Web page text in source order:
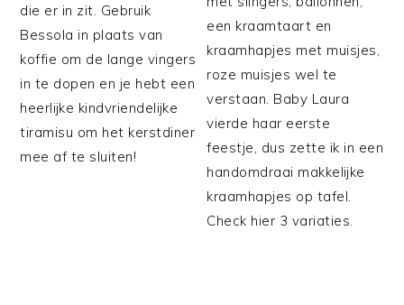
die er in zit. Gebruik
Bessola in plaats van
koffie om de lange vingers
in te dopen en je hebt een
heerlijke kindvriendelijke
tiramisu om het kerstdiner
mee af te sluiten!
een kraamtaart en
kraamhapjes met muisjes,
roze muisjes wel te
verstaan. Baby Laura
vierde haar eerste
feestje, dus zette ik in een
handomdraai makkelijke
kraamhapjes op tafel.
Check hier 3 variaties.